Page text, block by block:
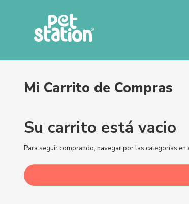
Su carrito está vacio
Para seguir comprando, navegar por las categorías